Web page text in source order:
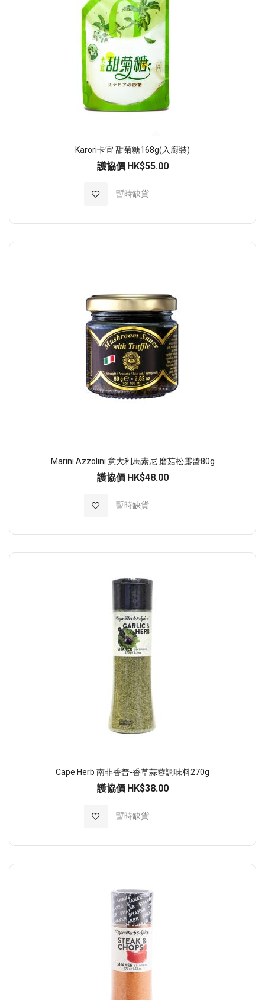
Karori卡宜 甜菊糖168g(入廚裝)
護協價 HK$55.00
暫時缺貨
加入至願望清單
Marini Azzolini 意大利馬素尼 磨菇松露醬80g
護協價 HK$48.00
暫時缺貨
加入至願望清單
Cape Herb 南非香普-香草蒜蓉調味料270g
護協價 HK$38.00
暫時缺貨
加入至願望清單